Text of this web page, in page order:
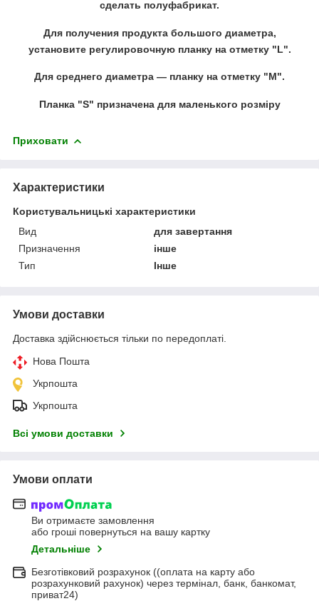
сделать полуфабрикат.
Для получения продукта большого диаметра,
установите регулировочную планку на отметку "L".
Для среднего диаметра ― планку на отметку "М".
Планка "S" призначена для маленького розміру
Приховати
Характеристики
Користувальницькі характеристики
Вид
для завертання
Призначення
інше
Тип
Інше
Умови доставки
Доставка здійснюється тільки по передоплаті.
Нова Пошта
Укрпошта
Укрпошта
Всі умови доставки
Умови оплати
Ви отримаєте замовлення
або гроші повернуться на вашу картку
Детальніше
Безготівковий розрахунок ((оплата на карту або
розрахунковий рахунок) через термінал, банк, банкомат,
приват24)